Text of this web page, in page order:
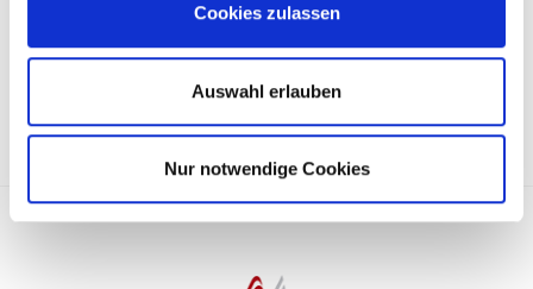
Cookies zulassen
Auswahl erlauben
Nur notwendige Cookies